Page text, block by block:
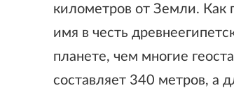
километров от Земли. Как
имя в честь
планете, чем многие
составляет 340 метров, а